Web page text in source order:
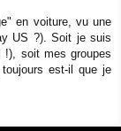
en voiture, vu une
US ?). Soit je suis
!), soit mes groupes
est-il que je